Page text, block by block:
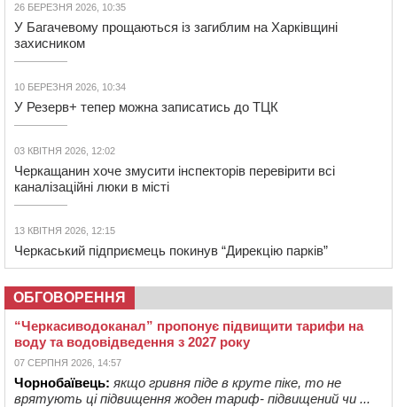
26 БЕРЕЗНЯ 2026, 10:35
У Багачевому прощаються із загиблим на Харківщині
захисником
10 БЕРЕЗНЯ 2026, 10:34
У Резерв+ тепер можна записатись до ТЦК
03 КВІТНЯ 2026, 12:02
Черкащанин хоче змусити інспекторів перевірити всі
каналізаційні люки в місті
13 КВІТНЯ 2026, 12:15
Черкаський підприємець покинув “Дирекцію парків”
ОБГОВОРЕННЯ
“Черкасиводоканал” пропонує підвищити тарифи на
воду та водовідведення з 2027 року
07 СЕРПНЯ 2026, 14:57
Чорнобаївець: якщо гривня піде в круте піке, то не
врятують ці підвищення жоден тариф- підвищений чи ...